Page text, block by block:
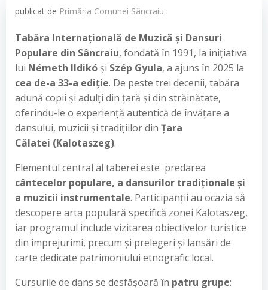
publicat de Primăria Comunei Sâncraiu :
Tabăra Internațională de Muzică și Dansuri
Populare din Sâncraiu, fondată în 1991, la inițiativa
lui Németh Ildikó și Szép Gyula, a ajuns în 2025 la
cea de-a 33-a ediție. De peste trei decenii, tabăra
adună copii și adulți din țară și din străinătate,
oferindu-le o experiență autentică de învățare a
dansului, muzicii și tradițiilor din Țara
Călatei (Kalotaszeg).
Elementul central al taberei este predarea
cântecelor populare, a dansurilor tradiționale și
a muzicii instrumentale. Participanții au ocazia să
descopere arta populară specifică zonei Kalotaszeg,
iar programul include vizitarea obiectivelor turistice
din împrejurimi, precum și prelegeri și lansări de
carte dedicate patrimoniului etnografic local.
Cursurile de dans se desfășoară în patru grupe: